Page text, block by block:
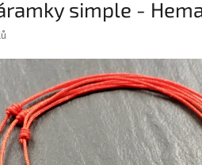
simple -